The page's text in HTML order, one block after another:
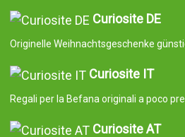
Curiosite DE
Originelle Weihnachtsgeschenke
Curiosite IT
Regali per la Befana originali a poco
Curiosite AT